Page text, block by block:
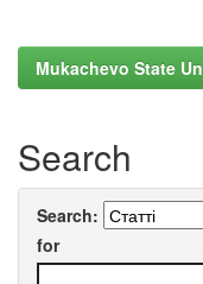
Mukachevo State
Search
Search:
for